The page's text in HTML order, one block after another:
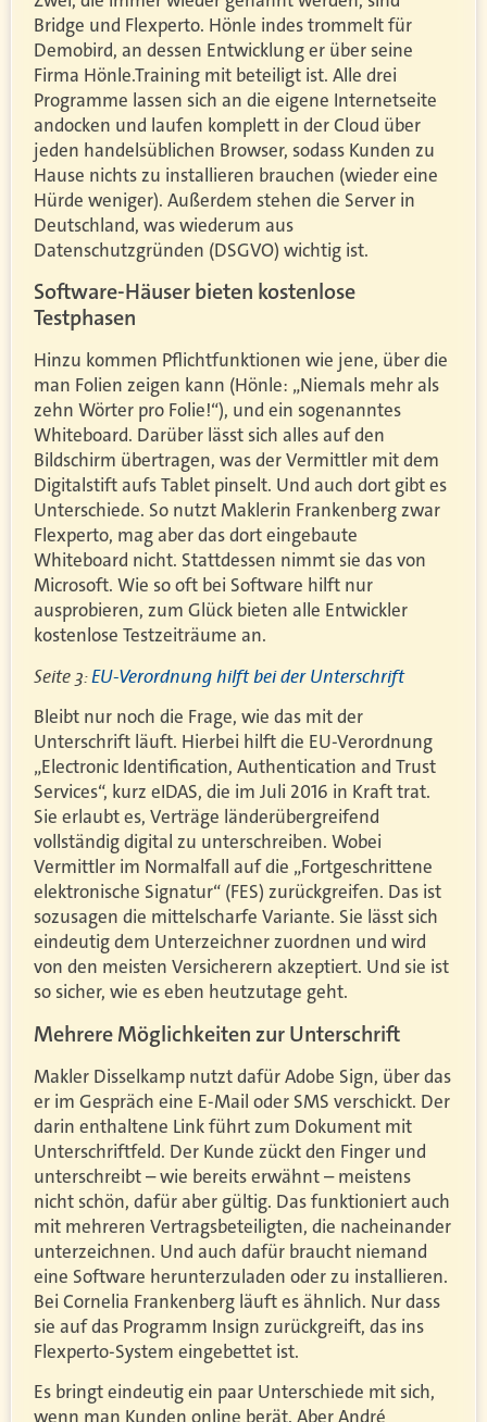
Bridge und Flexperto. Hönle indes trommelt für
Demobird, an dessen Entwicklung er über seine
Firma Hönle.Training mit beteiligt ist. Alle drei
Programme lassen sich an die eigene Internetseite
andocken und laufen komplett in der Cloud über
jeden handelsüblichen Browser, sodass Kunden zu
Hause nichts zu installieren brauchen (wieder eine
Hürde weniger). Außerdem stehen die Server in
Deutschland, was wiederum aus
Datenschutzgründen (DSGVO) wichtig ist.
Software-Häuser bieten kostenlose
Testphasen
Hinzu kommen Pflichtfunktionen wie jene, über die
man Folien zeigen kann (Hönle: „Niemals mehr als
zehn Wörter pro Folie!“), und ein sogenanntes
Whiteboard. Darüber lässt sich alles auf den
Bildschirm übertragen, was der Vermittler mit dem
Digitalstift aufs Tablet pinselt. Und auch dort gibt es
Unterschiede. So nutzt Maklerin Frankenberg zwar
Flexperto, mag aber das dort eingebaute
Whiteboard nicht. Stattdessen nimmt sie das von
Microsoft. Wie so oft bei Software hilft nur
ausprobieren, zum Glück bieten alle Entwickler
kostenlose Testzeiträume an.
Seite 3:EU-Verordnung hilft bei der Unterschrift
Bleibt nur noch die Frage, wie das mit der
Unterschrift läuft. Hierbei hilft die EU-Verordnung
„Electronic Identification, Authentication and Trust
Services“, kurz eIDAS, die im Juli 2016 in Kraft trat.
Sie erlaubt es, Verträge länderübergreifend
vollständig digital zu unterschreiben. Wobei
Vermittler im Normalfall auf die „Fortgeschrittene
elektronische Signatur“ (FES) zurückgreifen. Das ist
sozusagen die mittelscharfe Variante. Sie lässt sich
eindeutig dem Unterzeichner zuordnen und wird
von den meisten Versicherern akzeptiert. Und sie ist
so sicher, wie es eben heutzutage geht.
Mehrere Möglichkeiten zur Unterschrift
Makler Disselkamp nutzt dafür Adobe Sign, über das
er im Gespräch eine E-Mail oder SMS verschickt. Der
darin enthaltene Link führt zum Dokument mit
Unterschriftfeld. Der Kunde zückt den Finger und
unterschreibt – wie bereits erwähnt – meistens
nicht schön, dafür aber gültig. Das funktioniert auch
mit mehreren Vertragsbeteiligten, die nacheinander
unterzeichnen. Und auch dafür braucht niemand
eine Software herunterzuladen oder zu installieren.
Bei Cornelia Frankenberg läuft es ähnlich. Nur dass
sie auf das Programm Insign zurückgreift, das ins
Flexperto-System eingebettet ist.
Es bringt eindeutig ein paar Unterschiede mit sich,
wenn man Kunden online berät. Aber André